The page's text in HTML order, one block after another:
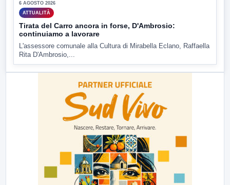
6 AGOSTO 2026
ATTUALITÀ
Tirata del Carro ancora in forse, D'Ambrosio:
continuiamo a lavorare
L'assessore comunale alla Cultura di Mirabella Eclano, Raffaella
Rita D'Ambrosio,...